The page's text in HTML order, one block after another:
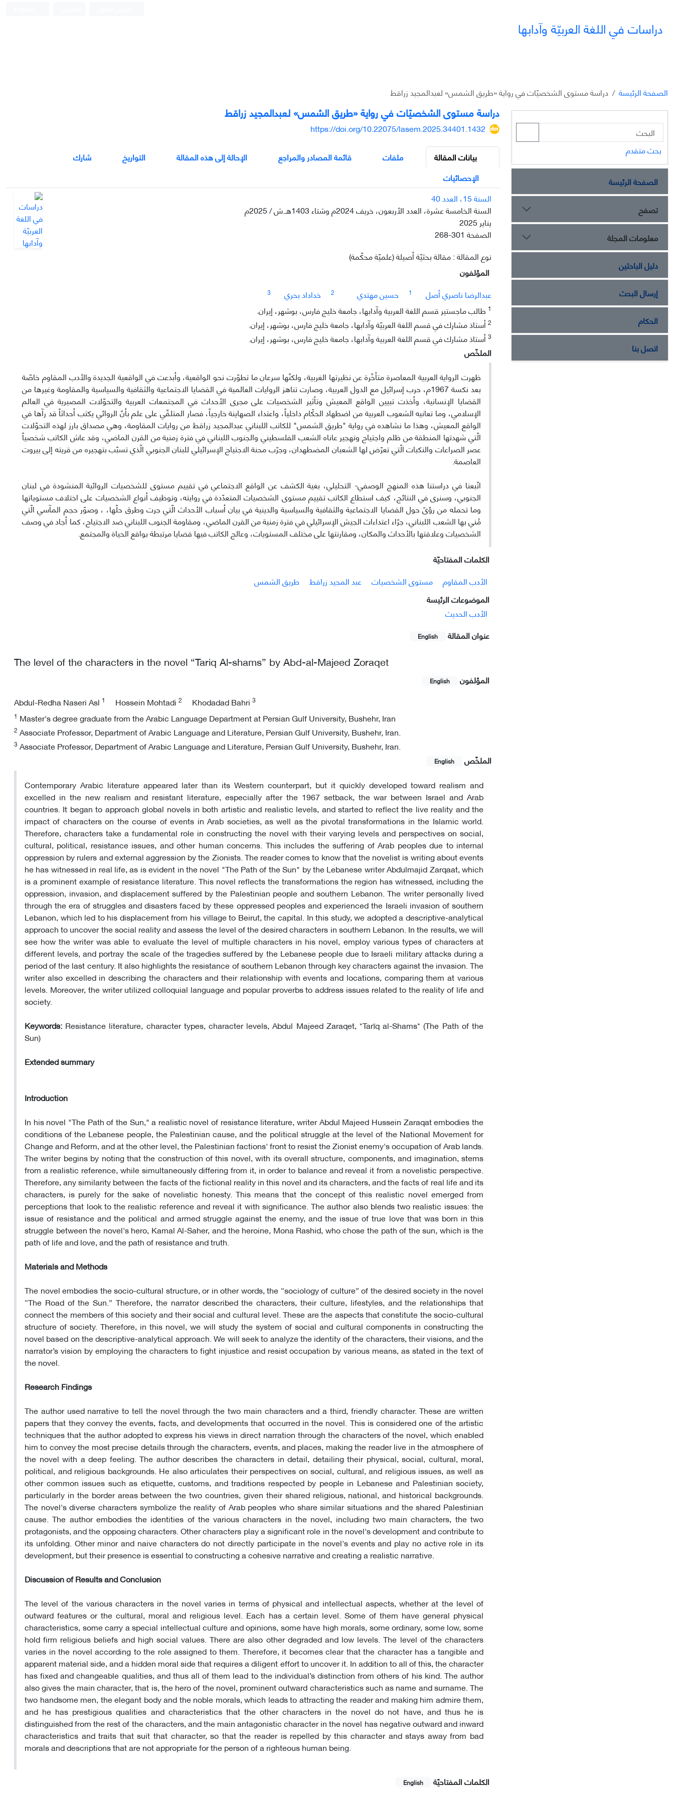
دراسات في اللغة العربيّة وآدابها
الصفحة الرئيسة دراسة مستوى الشخصيّات في روایة «طریق الشمس» لعبدالمجید زراقط
دراسة مستوى الشخصيّات في روایة «طریق الشمس» لعبدالمجید زراقط
https://doi.org/10.22075/lasem.2025.34401.1432
بيانات المقالة
ملفات قائمة المصادر والمراجع الإحالة إلى هذه المقالة التواريخ
شارك
الإحصائيات
السنة 15، العدد 40
السنة الخامسة عشرة، العدد الأربعون، خريف 2024م وشتاء 1403هـ.ش / 2025م
يناير 2025
الصفحة 268-301
نوع المقالة : مقالة بحثيّة أصيلة (علميّة محكّمة)
المؤلفون
عبدالرضا ناصري أصل
1 حسين مهتدي 2 خداداد بحري
3
1 طالب ماجستير قسم اللغة العربیة وآدابها، جامعة خلیج فارس، بوشهر، إيران.
2أستاذ مشارك في قسم اللغة العربيّة وآدابها، جامعة خليج فارس، بوشهر، إیران.
3أستاذ مشارك في قسم اللغة العربية وآدابها، جامعة خليج فارس، بوشهر، إيران.
الملخّص
ظهرت الرواية العربية المعاصرة متأخّرة عن نظیرتها الغربیة، ولکنّها سرعان ما تطوّرت نحو الواقعیة، وأبدعت في الواقعیة الجدیدة والأدب المقاوم خاصّة
بعد نکسة 1967م، حرب إسرائیل مع الدول العربیة، وصارت تناهز الروایات العالمیة في القضايا الاجتماعية والثقافية والسياسية والمقاومة وغیرها من
القضایا الإنسانیة، وأخذت تبیین الواقع المعيش وتأثیر الشخصیات علی مجری الأحداث في المجتمعات العربية والتحوّلات المصیریة في العالم
الإسلامي، وما تعانیه الشعوب العربیة من اضطهاد الحکّام داخلياً، واعتداء الصهاینة خارجياً، فصار المتلقّي علی علم بأنّ الروائي یکتب أحداثاً قد رآها في
الواقع المعیش، وهذا ما نشاهده في روایة "طریق الشمس" للکاتب اللبناني عبدالمجید زراقط من روایات المقاومة، وهي مصداق بارز لهذه التحوّلات
الّتي شهدتها المنطقة من ظلم واجتیاح وتهجیر عاناه الشعب الفلسطیني والجنوب اللبناني في فترة زمنیة من القرن الماضي، وقد عاش الکاتب شخصیاً
عصر الصراعات والنكبات الّتي تعرّض لها الشعبان المضطهدان، وجرّب محنة الاجتیاح الإسرائیلي للبنان الجنوبي الّذي تسبّب بتهجیره من قريته إلی بیروت
العاصمة.
اتّبعنا في دراستنا هذه المنهج الوصفي- التحلیلي، بغیة الکشف عن الواقع الاجتماعي في تقييم مستوى للشخصيات الروائیة المنشودة في لبنان
الجنوبي، وسنری في النتائج، كيف استطاع الكاتب تقیيم مستوی الشخصیات المتعدّدة في روايته، وتوظیف أنواع الشخصيات على اختلاف مستوياتها
وما تحمله من رؤىً حول القضايا الاجتماعية والثقافية والسیاسیة والدينية في بيان أسباب الأحداث الّتي جرت وطرق حلّها، ، وصوّر حجم المآسي الّتي
مُني بها الشعب اللبناني، جرّاء اعتداءات الجيش الإسرائيلي في فترة زمنیة من القرن الماضي، ومقاومة الجنوب اللبناني ضد الاجتیاح، كما أجاد في وصف
الشخصیات وعلاقتها بالأحداث والمکان، ومقارنتها علی مختلف المستویات، وعالج الکاتب فيها قضایا مرتبطة بواقع الحياة والمجتمع.
الکلمات المفتاحيّة
الأدب المقاوم
مستوى الشخصيات عبد المجيد زراقط
طريق الشمس
الموضوعات الرئيسة
الأدب الحدیث
عنوان المقالة
English
The level of the characters in the novel “Tariq Al-shams” by Abd-al-Majeed Zoraqet
المؤلفون English
Abdul-Redha Naseri Asl 1 Hossein Mohtadi 2 Khodadad Bahri 3
1 Master's degree graduate from the Arabic Language Department at Persian Gulf University, Bushehr, Iran
2 Associate Professor, Department of Arabic Language and Literature, Persian Gulf University, Bushehr, Iran.
3 Associate Professor, Department of Arabic Language and Literature, Persian Gulf University, Bushehr, Iran.
الملخّص
English
Contemporary Arabic literature appeared later than its Western counterpart, but it quickly developed toward realism and
excelled in the new realism and resistant literature, especially after the 1967 setback, the war between Israel and Arab
countries. It began to approach global novels in both artistic and realistic levels, and started to reflect the live reality and the
impact of characters on the course of events in Arab societies, as well as the pivotal transformations in the Islamic world.
Therefore, characters take a fundamental role in constructing the novel with their varying levels and perspectives on social,
cultural, political, resistance issues, and other human concerns. This includes the suffering of Arab peoples due to internal
oppression by rulers and external aggression by the Zionists. The reader comes to know that the novelist is writing about events
he has witnessed in real life, as is evident in the novel "The Path of the Sun" by the Lebanese writer Abdulmajid Zarqaat, which
is a prominent example of resistance literature. This novel reflects the transformations the region has witnessed, including the
oppression, invasion, and displacement suffered by the Palestinian people and southern Lebanon. The writer personally lived
through the era of struggles and disasters faced by these oppressed peoples and experienced the Israeli invasion of southern
Lebanon, which led to his displacement from his village to Beirut, the capital. In this study, we adopted a descriptive-analytical
approach to uncover the social reality and assess the level of the desired characters in southern Lebanon. In the results, we will
see how the writer was able to evaluate the level of multiple characters in his novel, employ various types of characters at
different levels, and portray the scale of the tragedies suffered by the Lebanese people due to Israeli military attacks during a
period of the last century. It also highlights the resistance of southern Lebanon through key characters against the invasion. The
writer also excelled in describing the characters and their relationship with events and locations, comparing them at various
levels. Moreover, the writer utilized colloquial language and popular proverbs to address issues related to the reality of life and
society.
Keywords: Resistance literature, character types, character levels, Abdul Majeed Zaraqet, *Tarīq al-Shams* (The Path of the
Sun)
Extended summary
Introduction
In his novel "The Path of the Sun," a realistic novel of resistance literature, writer Abdul Majeed Hussein Zaraqat embodies the
conditions of the Lebanese people, the Palestinian cause, and the political struggle at the level of the National Movement for
Change and Reform, and at the other level, the Palestinian factions' front to resist the Zionist enemy's occupation of Arab lands.
The writer begins by noting that the construction of this novel, with its overall structure, components, and imagination, stems
from a realistic reference, while simultaneously differing from it, in order to balance and reveal it from a novelistic perspective.
Therefore, any similarity between the facts of the fictional reality in this novel and its characters, and the facts of real life and its
characters, is purely for the sake of novelistic honesty. This means that the concept of this realistic novel emerged from
perceptions that look to the realistic reference and reveal it with significance. The author also blends two realistic issues: the
issue of resistance and the political and armed struggle against the enemy, and the issue of true love that was born in this
struggle between the novel's hero, Kamal Al-Saher, and the heroine, Mona Rashid, who chose the path of the sun, which is the
path of life and love, and the path of resistance and truth.
Materials and Methods
The novel embodies the socio-cultural structure, or in other words, the “sociology of culture” of the desired society in the novel
“The Road of the Sun.” Therefore, the narrator described the characters, their culture, lifestyles, and the relationships that
connect the members of this society and their social and cultural level. These are the aspects that constitute the socio-cultural
structure of society. Therefore, in this novel, we will study the system of social and cultural components in constructing the
novel based on the descriptive-analytical approach. We will seek to analyze the identity of the characters, their visions, and the
narrator’s vision by employing the characters to fight injustice and resist occupation by various means, as stated in the text of
the novel.
ResearchFindings
The author used narrative to tell the novel through the two main characters and a third, friendly character. These are written
papers that they convey the events, facts, and developments that occurred in the novel. This is considered one of the artistic
techniques that the author adopted to express his views in direct narration through the characters of the novel, which enabled
him to convey the most precise details through the characters, events, and places, making the reader live in the atmosphere of
the novel with a deep feeling. The author describes the characters in detail, detailing their physical, social, cultural, moral,
political, and religious backgrounds. He also articulates their perspectives on social, cultural, and religious issues, as well as
other common issues such as etiquette, customs, and traditions respected by people in Lebanese and Palestinian society,
particularly in the border areas between the two countries, given their shared religious, national, and historical backgrounds.
The novel's diverse characters symbolize the reality of Arab peoples who share similar situations and the shared Palestinian
cause. The author embodies the identities of the various characters in the novel, including two main characters, the two
protagonists, and the opposing characters. Other characters play a significant role in the novel's development and contribute to
its unfolding. Other minor and naive characters do not directly participate in the novel's events and play no active role in its
development, but their presence is essential to constructing a cohesive narrative and creating a realistic narrative.
Discussion of Results and Conclusion
The level of the various characters in the novel varies in terms of physical and intellectual aspects, whether at the level of
outward features or the cultural, moral and religious level. Each has a certain level. Some of them have general physical
characteristics, some carry a special intellectual culture and opinions, some have high morals, some ordinary, some low, some
hold firm religious beliefs and high social values. There are also other degraded and low levels. The level of the characters
varies in the novel according to the role assigned to them. Therefore, it becomes clear that the character has a tangible and
apparent material side, and a hidden moral side that requires a diligent effort to uncover it. In addition to all of this, the character
has fixed and changeable qualities, and thus all of them lead to the individual’s distinction from others of his kind. The author
also gives the main character, that is, the hero of the novel, prominent outward characteristics such as name and surname. The
two handsome men, the elegant body and the noble morals, which leads to attracting the reader and making him admire them,
and he has prestigious qualities and characteristics that the other characters in the novel do not have, and thus he is
distinguished from the rest of the characters, and the main antagonistic character in the novel has negative outward and inward
characteristics and traits that suit that character, so that the reader is repelled by this character and stays away from bad
morals and descriptions that are not appropriate for the person of a righteous human being.
الکلمات المفتاحيّة English
بحث متقدم
الصفحة الرئيسة
تصفح
معلومات المجلة
دليل الباحثين
إرسال البحث
الحكام
اتصل بنا